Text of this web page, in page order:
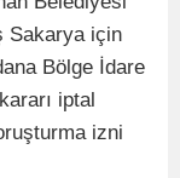
Sakarya için
Bölge İdare
iptal
izni